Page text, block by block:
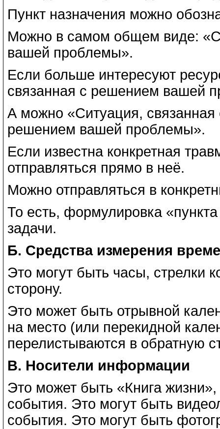
Пункт назначения можно
Можно в самом общем виде:
вашей проблемы».
Если больше интересуют
связанная с решением вашей
А можно «Ситуация,
решением вашей проблемы».
Если известна конкретная
отправляться прямо в неё.
Можно отправляться в
То есть, формулировка
задачи.
Б. Средства измерения
Это могут быть часы, стрелки
сторону.
Это может быть отрывной
на место (или перекидной
перелистываются в обратную
В. Носители информации
Это может быть «Книга
события. Это могут быть
события. Это могут быть